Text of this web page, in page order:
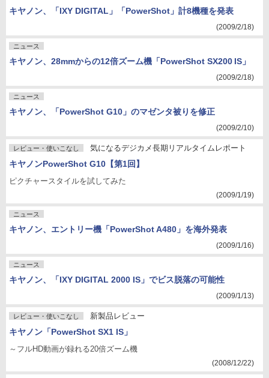
キヤノン、「IXY DIGITAL」「PowerShot」計8機種を発表
(2009/2/18)
ニュース
キヤノン、28mmからの12倍ズーム機「PowerShot SX200 IS」
(2009/2/18)
ニュース
キヤノン、「PowerShot G10」のマゼンタ被りを修正
(2009/2/10)
レビュー・使いこなし 気になるデジカメ長期リアルタイムレポート
キヤノンPowerShot G10【第1回】
ピクチャースタイルを試してみた
(2009/1/19)
ニュース
キヤノン、エントリー機「PowerShot A480」を海外発表
(2009/1/16)
ニュース
キヤノン、「IXY DIGITAL 2000 IS」でビス脱落の可能性
(2009/1/13)
レビュー・使いこなし 新製品レビュー
キヤノン「PowerShot SX1 IS」
～フルHD動画が録れる20倍ズーム機
(2008/12/22)